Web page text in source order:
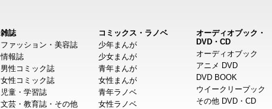
雑誌
ファッション・美容誌
情報誌
男性コミック誌
女性コミック誌
児童・学習誌
文芸・教育誌・その他
コミックス・ラノベ
少年まんが
少女まんが
青年まんが
女性まんが
青年ラノベ
女性ラノベ
オーディオブック・
DVD・CD
オーディオブック
アニメ DVD
DVD BOOK
ウイークリーブック
その他 DVD・CD